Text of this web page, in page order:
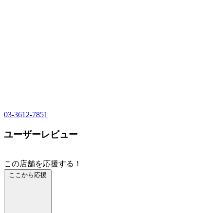
03-3612-7851
ユーザーレビュー
この店舗を応援する！
ここから応援